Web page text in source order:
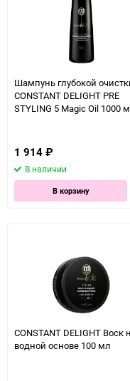
Шампунь глубокой
CONSTANT DELIGHT PRE
STYLING 5 Magic Oil 1000
1 914 ₽
В наличии
В корзину
CONSTANT DELIGHT Воск
водной основе 100 мл